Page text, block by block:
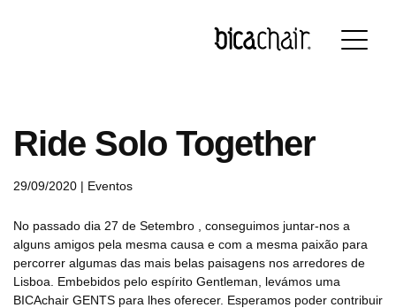
Ride Solo Together
29/09/2020 | Eventos
No passado dia 27 de Setembro , conseguimos juntar-nos a
alguns amigos pela mesma causa e com a mesma paixão para
percorrer algumas das mais belas paisagens nos arredores de
Lisboa. Embebidos pelo espírito Gentleman, levámos uma
BICAchair GENTS para lhes oferecer. Esperamos poder contribuir